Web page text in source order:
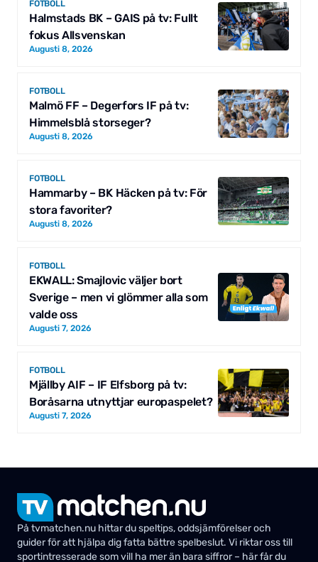
FOTBOLL
Halmstads BK – GAIS på tv: Fullt
fokus Allsvenskan
Augusti 8, 2026
FOTBOLL
Malmö FF – Degerfors IF på tv:
Himmelsblå storseger?
Augusti 8, 2026
FOTBOLL
Hammarby – BK Häcken på tv: För
stora favoriter?
Augusti 8, 2026
FOTBOLL
EKWALL: Smajlovic väljer bort
Sverige – men vi glömmer alla som
valde oss
Augusti 7, 2026
FOTBOLL
Mjällby AIF – IF Elfsborg på tv:
Boråsarna utnyttjar europaspelet?
Augusti 7, 2026
På tvmatchen.nu hittar du speltips, oddsjämförelser och
guider för att hjälpa dig fatta bättre spelbeslut. Vi riktar oss till
sportintresserade som vill ha mer än bara siffror – här får du